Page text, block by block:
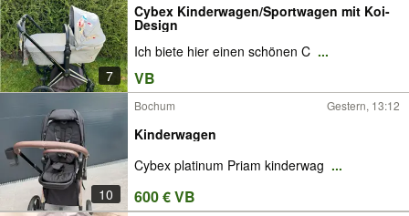
7
Cybex Kinderwagen/Sportwagen mit Koi-
Design
Ich biete hier einen schönen C ...
VB
10
Bochum Gestern, 13:12
Kinderwagen
Cybex platinum Priam kinderwag ...
600 € VB